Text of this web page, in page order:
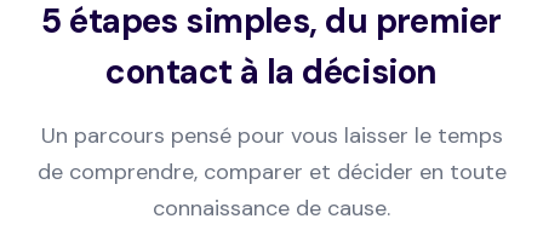
5 étapes simples, du premier
contact à la décision
Un parcours pensé pour vous laisser le temps
de comprendre, comparer et décider en toute
connaissance de cause.